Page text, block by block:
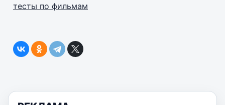
тесты по фильмам